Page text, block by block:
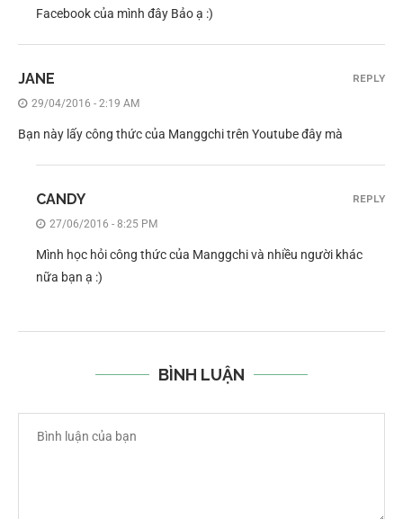
Facebook của mình đây Bảo ạ :)
JANE
29/04/2016 - 2:19 AM
Bạn này lấy công thức của Manggchi trên Youtube đây mà
REPLY
CANDY
27/06/2016 - 8:25 PM
Mình học hỏi công thức của Manggchi và nhiều người khác
nữa bạn ạ :)
REPLY
BÌNH LUẬN